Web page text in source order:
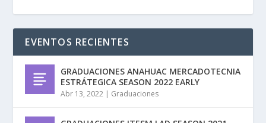
EVENTOS RECIENTES
GRADUACIONES ANAHUAC MERCADOTECNIA
ESTRÁTEGICA SEASON 2022 EARLY
Abr 13, 2022 | Graduaciones